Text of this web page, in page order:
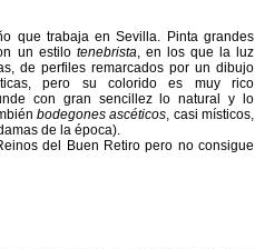
que trabaja en Sevilla. Pinta grandes
un estilotenebrista, en los que la luz
de perfiles remarcados por un dibujo
pero su colorido es muy rico
con gran sencillez lo natural y lo
bodegones ascéticos, casi místicos,
de la época).
del Buen Retiro pero no consigue